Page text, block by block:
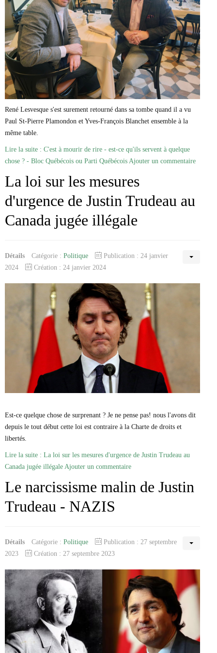
Marie-Eve Doyon
Mathieu Bock Côté
Nathalie Elgrably
Normand Lester
Philippe Léger
Pierre Martin
Remi Nadeau
Richard Béliveau
Richard Martineau
Réjean Parent
Sophie Durocher
Thomas Mulcair
René Lesvesque s'est surement retourné dans sa tombe quand il a vu
Paul St-Pierre Plamondon et Yves-François Blanchet ensemble à la
même table.
Lire la suite : C'est à mourir de rire - est-ce qu'ils servent à quelque
chose ? - Bloc Québécois ou Parti Québécois Ajouter un commentaire
La loi sur les mesures
d'urgence de Justin Trudeau au
Canada jugée illégale
Détails Catégorie : Politique
Publication : 24 janvier
2024
Création : 24 janvier 2024
Est-ce quelque chose de surprenant ? Je ne pense pas! nous l'avons dit
depuis le tout début cette loi est contraire à la Charte de droits et
libertés.
Lire la suite : La loi sur les mesures d'urgence de Justin Trudeau au
Canada jugée illégale Ajouter un commentaire
Le narcissisme malin de Justin
Trudeau - NAZIS
Détails Catégorie : Politique
Publication : 27 septembre
2023
Création : 27 septembre 2023